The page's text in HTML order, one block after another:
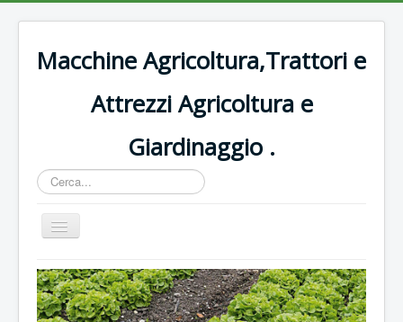
Macchine Agricoltura,Trattori e
Attrezzi Agricoltura e
Giardinaggio .
Cerca...
Cambia
navigazione
Home
Decespugliatori Oleomac